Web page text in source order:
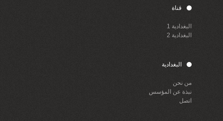
قناة
البغدادية 1
البغدادية 2
البغدادية
من نحن
نبذة عن المؤسس
اتصل